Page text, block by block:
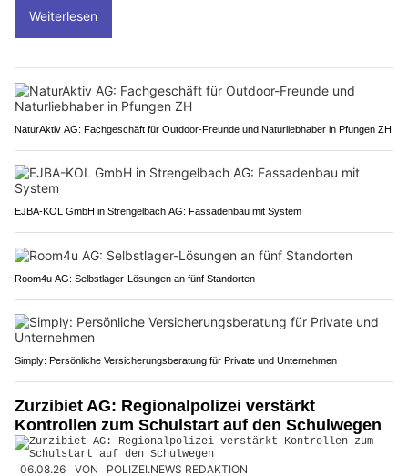
Weiterlesen
NaturAktiv AG: Fachgeschäft für Outdoor-Freunde und Naturliebhaber in Pfungen ZH
EJBA-KOL GmbH in Strengelbach AG: Fassadenbau mit System
Room4u AG: Selbstlager-Lösungen an fünf Standorten
Simply: Persönliche Versicherungsberatung für Private und Unternehmen
Zurzibiet AG: Regionalpolizei verstärkt
Kontrollen zum Schulstart auf den Schulwegen
06.08.26 VON POLIZEI.NEWS REDAKTION